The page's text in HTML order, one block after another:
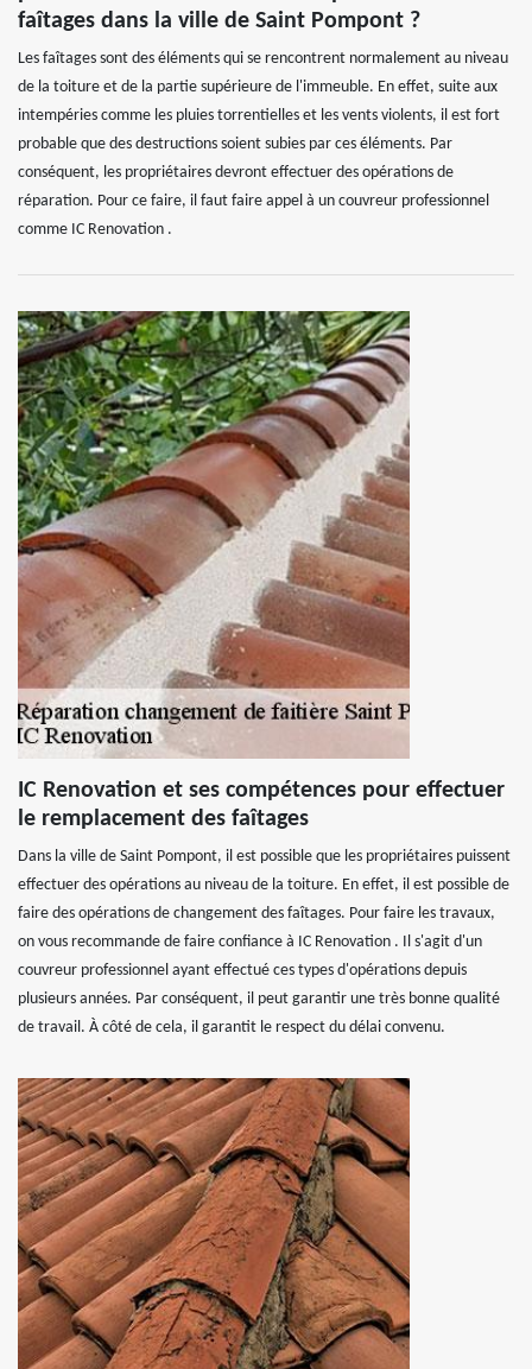
faîtages dans la ville de Saint Pompont ?
Les faîtages sont des éléments qui se rencontrent normalement au niveau
de la toiture et de la partie supérieure de l'immeuble. En effet, suite aux
intempéries comme les pluies torrentielles et les vents violents, il est fort
probable que des destructions soient subies par ces éléments. Par
conséquent, les propriétaires devront effectuer des opérations de
réparation. Pour ce faire, il faut faire appel à un couvreur professionnel
comme IC Renovation .
IC Renovation et ses compétences pour effectuer
le remplacement des faîtages
Dans la ville de Saint Pompont, il est possible que les propriétaires puissent
effectuer des opérations au niveau de la toiture. En effet, il est possible de
faire des opérations de changement des faîtages. Pour faire les travaux,
on vous recommande de faire confiance à IC Renovation . Il s'agit d'un
couvreur professionnel ayant effectué ces types d'opérations depuis
plusieurs années. Par conséquent, il peut garantir une très bonne qualité
de travail. À côté de cela, il garantit le respect du délai convenu.